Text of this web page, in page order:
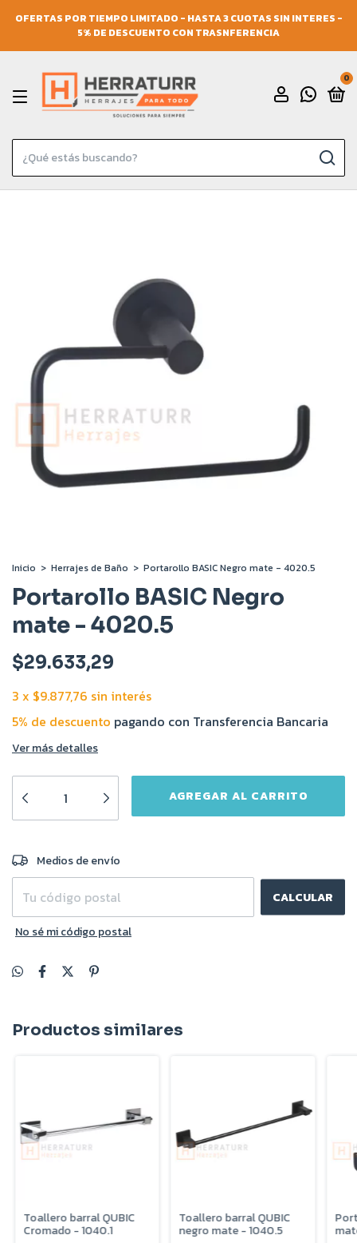
OFERTAS POR TIEMPO LIMITADO - HASTA 3 CUOTAS SIN INTERES -
5% DE DESCUENTO CON TRASNFERENCIA
0
Inicio > Herrajes de Baño > Portarollo BASIC Negro mate - 4020.5
Portarollo BASIC Negro
mate - 4020.5
$29.633,29
3 x $9.877,76 sin interés
5% de descuento pagando con Transferencia Bancaria
Ver más detalles
Entregas para el CP:
Medios de envío
CALCULAR
No sé mi código postal
Productos similares
Toallero barral QUBIC
Cromado - 1040.1
Toallero barral QUBIC
negro mate - 1040.5